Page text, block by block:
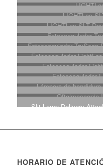
LIGHTLas
LIGHTLas SLT
Fotocoagulador
Fotocoagulador TruScan
Fotocoagulador
Fotocoagulador
Fotocoagulador
Lámpara de
Oftalmoscopio
Slit Lamp Delivery
HORARIO DE